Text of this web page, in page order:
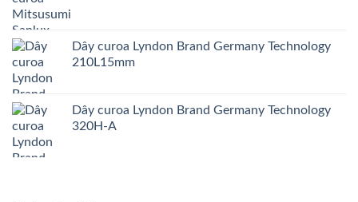
Dây curoa Lyndon Brand Germany Technology
210L15mm
Dây curoa Lyndon Brand Germany Technology
320H-A